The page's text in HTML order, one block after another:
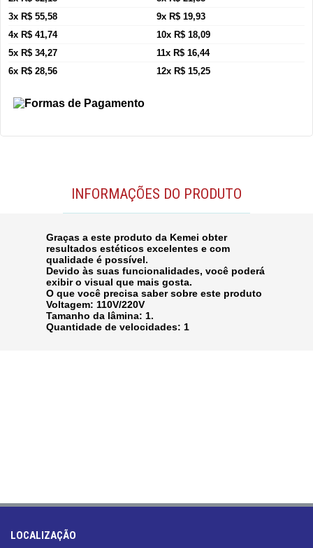
3x R$ 55,58
4x R$ 41,74
5x R$ 34,27
6x R$ 28,56
9x R$ 19,93
10x R$ 18,09
11x R$ 16,44
12x R$ 15,25
INFORMAÇÕES DO PRODUTO
Graças a este produto da Kemei obter
resultados estéticos excelentes e com
qualidade é possível.
Devido às suas funcionalidades, você poderá
exibir o visual que mais gosta.
O que você precisa saber sobre este produto
Voltagem: 110V/220V
Tamanho da lâmina: 1.
Quantidade de velocidades: 1
LOCALIZAÇÃO